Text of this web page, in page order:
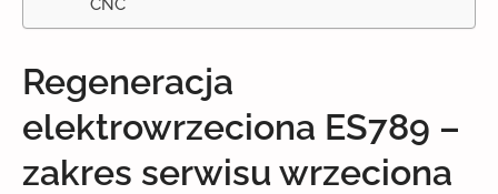
CNC
Regeneracja
elektrowrzeciona ES789 –
zakres serwisu wrzeciona